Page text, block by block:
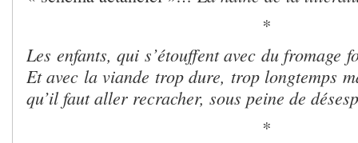
*
Les enfants, qui s’étouffent avec du fromage
Et avec la viande trop dure, trop longtemps
qu’il faut aller recracher, sous peine de
*